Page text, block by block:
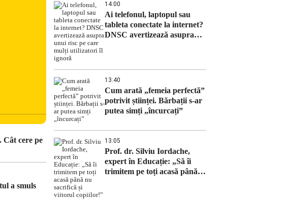
Cât cere pe
a smuls
14:00
Ai telefonul, laptopul sau
tableta conectate la internet?
DNSC avertizează asupra
13:40
Cum arată „femeia perfectă”
potrivit științei. Bărbații s-ar
putea simți „încurcați”
13:05
Prof. dr. Silviu Iordache,
expert în Educație: „Să îi
trimitem pe toți acasă până